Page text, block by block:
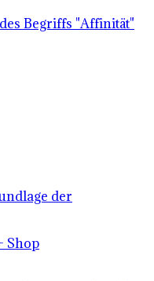
Begriffs "Affinität"
der
Shop